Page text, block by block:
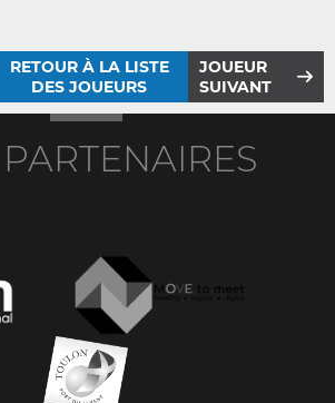
RETOUR À LA LISTE
DES JOUEURS
JOUEUR
SUIVANT